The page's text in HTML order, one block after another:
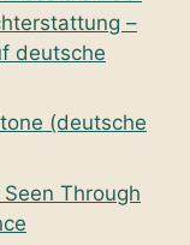
–
deutsche
(deutsche
Through